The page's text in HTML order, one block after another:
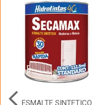
ESMALTE SINTETICO